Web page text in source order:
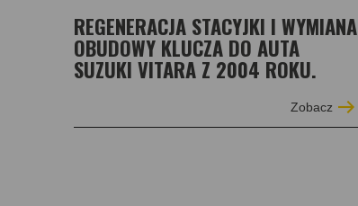
REGENERACJA STACYJKI I WYMIANA
OBUDOWY KLUCZA DO AUTA
SUZUKI VITARA Z 2004 ROKU.
Zobacz